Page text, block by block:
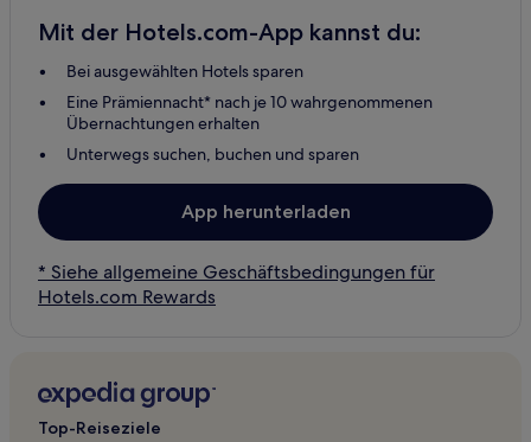
Mit der Hotels.com-App kannst du:
Bei ausgewählten Hotels sparen
Eine Prämiennacht* nach je 10 wahrgenommenen
Übernachtungen erhalten
Unterwegs suchen, buchen und sparen
App herunterladen
* Siehe allgemeine Geschäftsbedingungen für
Hotels.com Rewards
Top-Reiseziele